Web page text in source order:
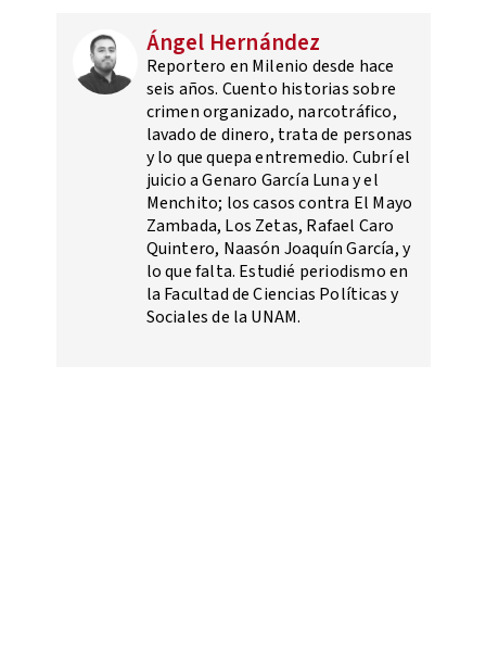
Ángel Hernández
Reportero en Milenio desde hace
seis años. Cuento historias sobre
crimen organizado, narcotráfico,
lavado de dinero, trata de personas
y lo que quepa entremedio. Cubrí el
juicio a Genaro García Luna y el
Menchito; los casos contra El Mayo
Zambada, Los Zetas, Rafael Caro
Quintero, Naasón Joaquín García, y
lo que falta. Estudié periodismo en
la Facultad de Ciencias Políticas y
Sociales de la UNAM.